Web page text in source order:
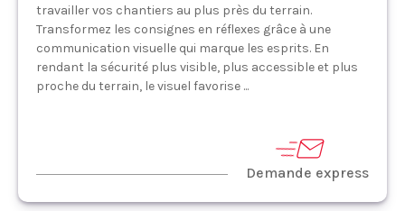
travailler vos chantiers au plus près du terrain.
Transformez les consignes en réflexes grâce à une
communication visuelle qui marque les esprits. En
rendant la sécurité plus visible, plus accessible et plus
proche du terrain, le visuel favorise ...
Demande express